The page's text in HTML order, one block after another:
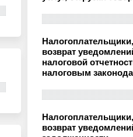
возврат
налоговой
налоговым
возврат